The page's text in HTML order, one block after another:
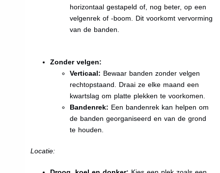
horizontaal gestapeld of, nog beter, op een
velgenrek of -boom. Dit voorkomt vervorming
van de banden.
Zonder velgen:
Verticaal: Bewaar banden zonder velgen
rechtopstaand. Draai ze elke maand een
kwartslag om platte plekken te voorkomen.
Bandenrek: Een bandenrek kan helpen om
de banden georganiseerd en van de grond
te houden.
Locatie: